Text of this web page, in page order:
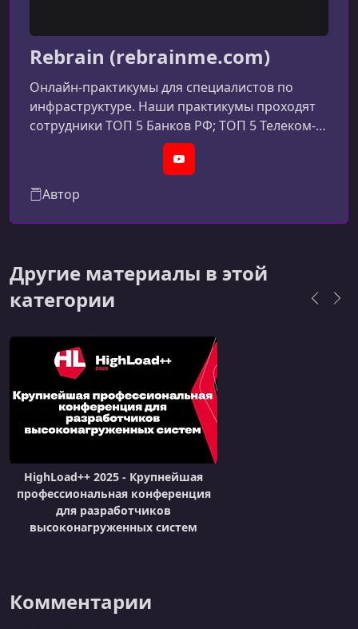
УРОК 14.
Rebrain (rebrainme.com)
Онлайн-практикумы для специалистов по
инфраструктуре. Наши практикумы проходят
сотрудники ТОП 5 Банков РФ; ТОП 5 Телеком-
компаний РФ; ТОП 50 IT-компаний РФ;
YouTube
Автор
Другие материалы в этой
категории
HighLoad++ 2025 - Крупнейшая
профессиональная конференция
для разработчиков
высоконагруженных систем
Комментарии